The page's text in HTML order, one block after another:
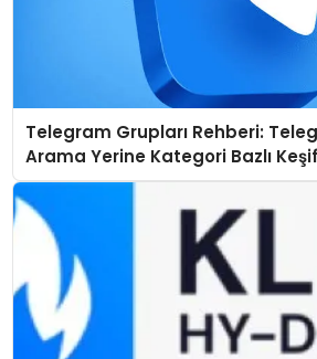
Telegram Grupları Rehberi:
Arama Yerine Kategori Bazlı Keşif